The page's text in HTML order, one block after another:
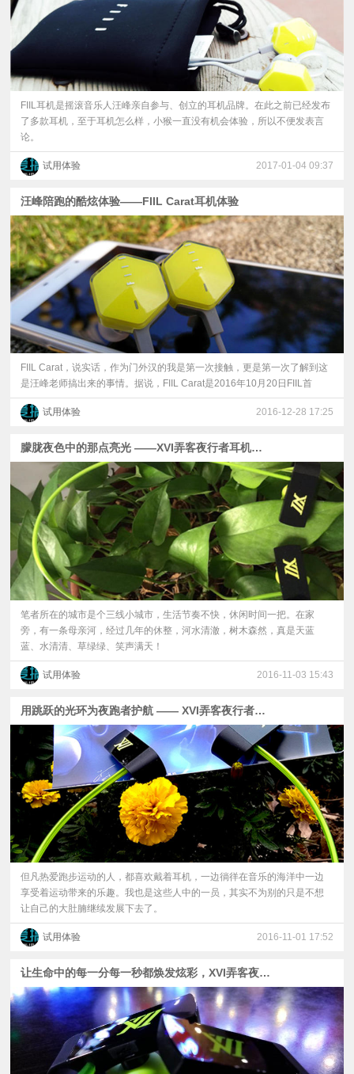
FIIL耳机是摇滚音乐人汪峰亲自参与、创立的耳机品牌。在此之前已经发布
了多款耳机，至于耳机怎么样，小猴一直没有机会体验，所以不便发表言
论。
试用体验 2017-01-04 09:37
汪峰陪跑的酷炫体验——FIIL Carat耳机体验
FIIL Carat，说实话，作为门外汉的我是第一次接触，更是第一次了解到这
是汪峰老师搞出来的事情。据说，FIIL Carat是2016年10月20日FIIL首
试用体验 2016-12-28 17:25
朦胧夜色中的那点亮光 ——XVI弄客夜行者耳机测试
笔者所在的城市是个三线小城市，生活节奏不快，休闲时间一把。在家
旁，有一条母亲河，经过几年的休整，河水清澈，树木森然，真是天蓝
蓝、水清清、草绿绿、笑声满天！
试用体验 2016-11-03 15:43
用跳跃的光环为夜跑者护航 —— XVI弄客夜行者蓝牙耳机之体验
但凡热爱跑步运动的人，都喜欢戴着耳机，一边徜徉在音乐的海洋中一边
享受着运动带来的乐趣。我也是这些人中的一员，其实不为别的只是不想
让自己的大肚腩继续发展下去了。
试用体验 2016-11-01 17:52
让生命中的每一分每一秒都焕发炫彩，XVI弄客夜行者蓝牙耳机